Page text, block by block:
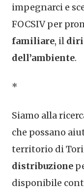
impegnarci e
FOCSIV per
familiare, il
dell’ambiente.
*
Siamo alla
che possano
territorio di
distribuzione
disponibile